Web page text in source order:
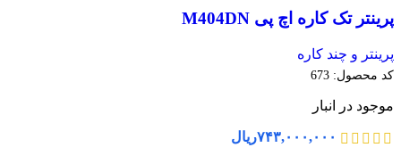
پرینتر تک کاره اچ پی M404DN
پرینتر و چند کاره
کد محصول: 673
موجود در انبار
۷۴۳,۰۰۰,۰۰۰ریال